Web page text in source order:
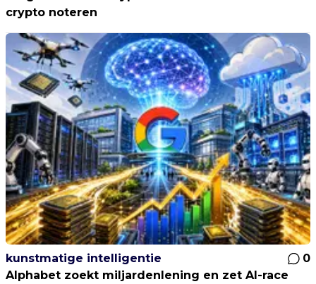
crypto noteren
kunstmatige intelligentie
0
Alphabet zoekt miljardenlening en zet AI-race